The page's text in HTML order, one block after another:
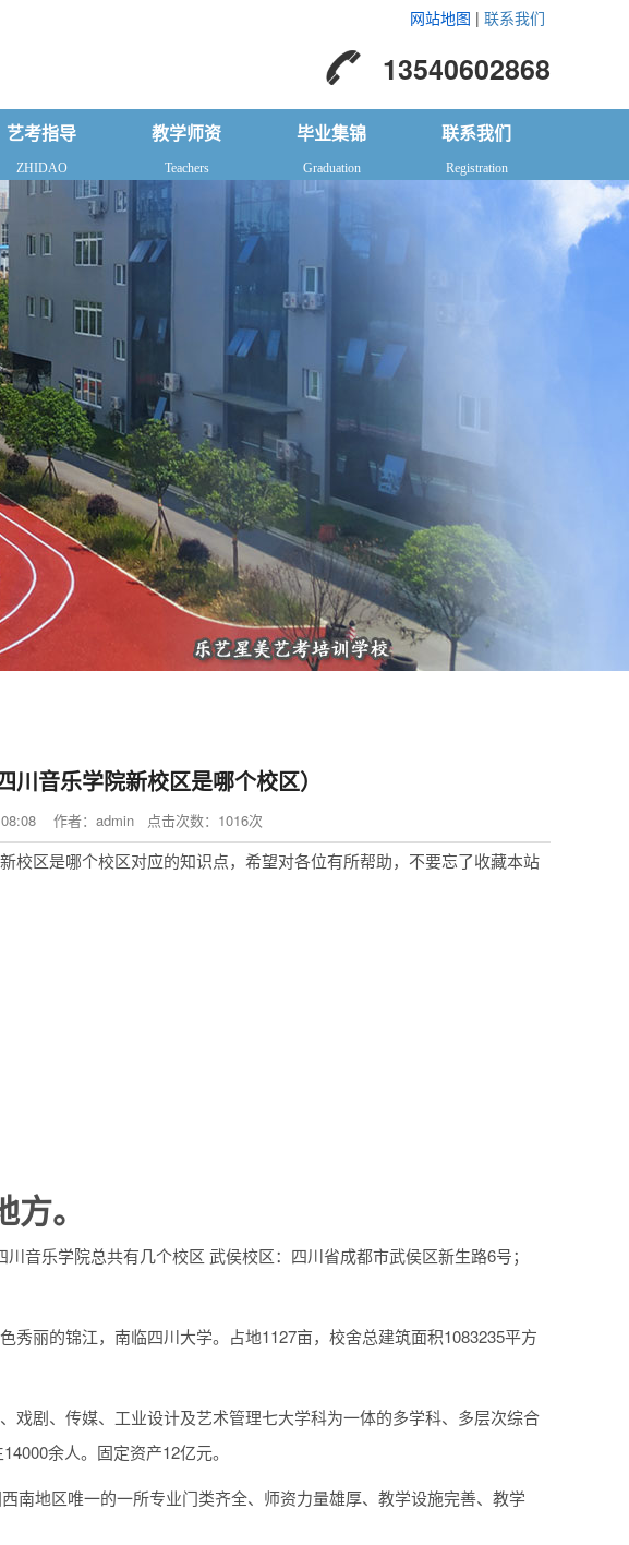
网站地图 | 联系我们
13540602868
艺考指导
ZHIDAO
教学师资
Teachers
毕业集锦
Graduation
联系我们
Registration
音乐学院新校区是哪个校区）
作者：admin 点击次数：1016次
校区是哪个校区对应的知识点，希望对各位有所帮助，不要忘了收藏本站
。
音乐学院总共有几个校区 武侯校区：四川省成都市武侯区新生路6号；
丽的锦江，南临四川大学。占地1127亩，校舍总建筑面积1083235平方
戏剧、传媒、工业设计及艺术管理七大学科为一体的多学科、多层次综合
余人。固定资产12亿元。
南地区唯一的一所专业门类齐全、师资力量雄厚、教学设施完善、教学